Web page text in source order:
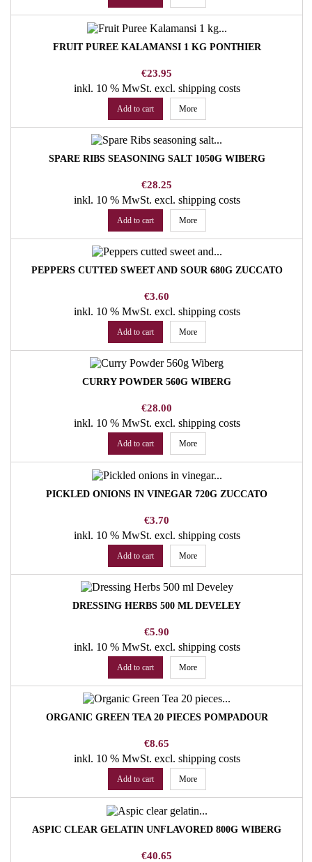
FRUIT PUREE KALAMANSI 1 KG PONTHIER
Price
€23.95
inkl. 10 % MwSt. excl. shipping costs
Add to cart More
SPARE RIBS SEASONING SALT 1050G WIBERG
Price
€28.25
inkl. 10 % MwSt. excl. shipping costs
Add to cart More
PEPPERS CUTTED SWEET AND SOUR 680G ZUCCATO
Price
€3.60
inkl. 10 % MwSt. excl. shipping costs
Add to cart More
CURRY POWDER 560G WIBERG
Price
€28.00
inkl. 10 % MwSt. excl. shipping costs
Add to cart More
PICKLED ONIONS IN VINEGAR 720G ZUCCATO
Price
€3.70
inkl. 10 % MwSt. excl. shipping costs
Add to cart More
DRESSING HERBS 500 ML DEVELEY
Price
€5.90
inkl. 10 % MwSt. excl. shipping costs
Add to cart More
ORGANIC GREEN TEA 20 PIECES POMPADOUR
Price
€8.65
inkl. 10 % MwSt. excl. shipping costs
Add to cart More
ASPIC CLEAR GELATIN UNFLAVORED 800G WIBERG
Price
€40.65